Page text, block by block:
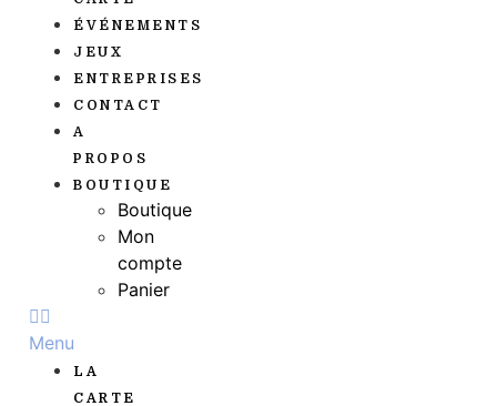
ÉVÉNEMENTS
JEUX
ENTREPRISES
CONTACT
A
PROPOS
BOUTIQUE
Boutique
Mon
compte
Panier
Menu
LA
CARTE